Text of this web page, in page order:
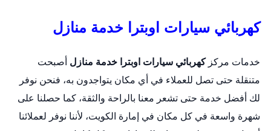
كهربائي سيارات اوبترا خدمة منازل
خدمات مركزكهربائي سيارات اوبترا خدمة منازل أصبحت
متنقلة حتى تصل للعملاء في أي مكان يتواجدون به، فنحن نوفر
لك أفضل خدمة حتى تشعر معنا بالراحة والثقة، كما حصلنا على
شهرة واسعة في كل مكان في إمارة الكويت، لأننا نوفر لعملائنا